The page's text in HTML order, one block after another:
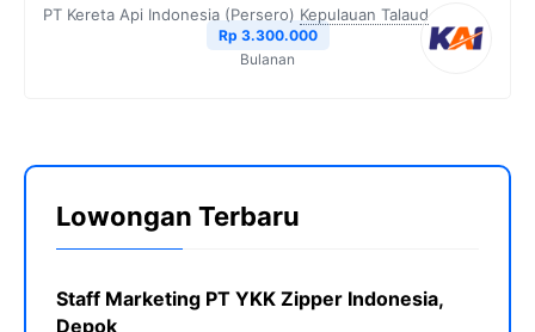
PT Kereta Api Indonesia (Persero) Kepulauan Talaud
Rp 3.300.000
Bulanan
Lowongan Terbaru
Staff Marketing PT YKK Zipper Indonesia,
Depok